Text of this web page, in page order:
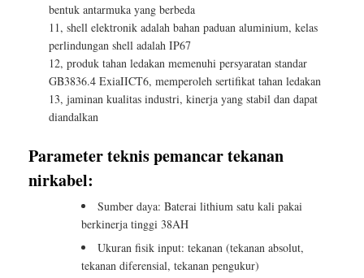
bentuk antarmuka yang berbeda
11, shell elektronik adalah bahan paduan aluminium, kelas
perlindungan shell adalah IP67
12, produk tahan ledakan memenuhi persyaratan standar
GB3836.4 ExiaIICT6, memperoleh sertifikat tahan ledakan
13, jaminan kualitas industri, kinerja yang stabil dan dapat
diandalkan
Parameter teknis pemancar tekanan
nirkabel:
Sumber daya: Baterai lithium satu kali pakai
berkinerja tinggi 38AH
Ukuran fisik input: tekanan (tekanan absolut,
tekanan diferensial, tekanan pengukur)